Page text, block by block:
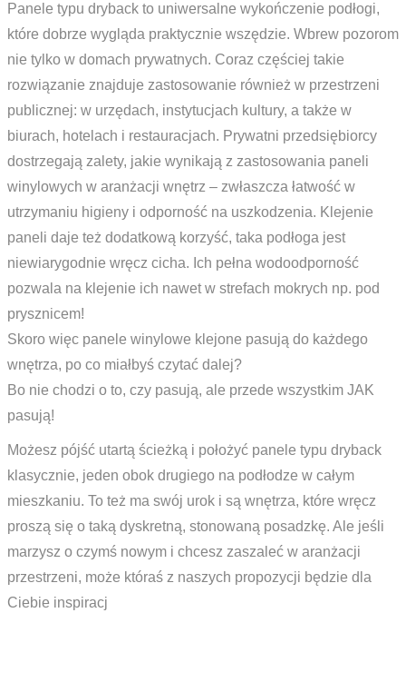
Panele typu dryback to uniwersalne wykończenie podłogi,
które dobrze wygląda praktycznie wszędzie. Wbrew pozorom
nie tylko w domach prywatnych. Coraz częściej takie
rozwiązanie znajduje zastosowanie również w przestrzeni
publicznej: w urzędach, instytucjach kultury, a także w
biurach, hotelach i restauracjach. Prywatni przedsiębiorcy
dostrzegają zalety, jakie wynikają z zastosowania paneli
winylowych w aranżacji wnętrz – zwłaszcza łatwość w
utrzymaniu higieny i odporność na uszkodzenia. Klejenie
paneli daje też dodatkową korzyść, taka podłoga jest
niewiarygodnie wręcz cicha. Ich pełna wodoodporność
pozwala na klejenie ich nawet w strefach mokrych np. pod
prysznicem!
Skoro więc panele winylowe klejone pasują do każdego
wnętrza, po co miałbyś czytać dalej?
Bo nie chodzi o to, czy pasują, ale przede wszystkim JAK
pasują!
Możesz pójść utartą ścieżką i położyć panele typu dryback
klasycznie, jeden obok drugiego na podłodze w całym
mieszkaniu. To też ma swój urok i są wnętrza, które wręcz
proszą się o taką dyskretną, stonowaną posadzkę. Ale jeśli
marzysz o czymś nowym i chcesz zaszaleć w aranżacji
przestrzeni, może któraś z naszych propozycji będzie dla
Ciebie inspiracj